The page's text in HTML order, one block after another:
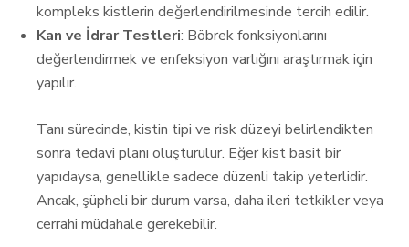
kompleks kistlerin değerlendirilmesinde tercih edilir.
Kan ve İdrar Testleri: Böbrek fonksiyonlarını
değerlendirmek ve enfeksiyon varlığını araştırmak için
yapılır.
Tanı sürecinde, kistin tipi ve risk düzeyi belirlendikten
sonra tedavi planı oluşturulur. Eğer kist basit bir
yapıdaysa, genellikle sadece düzenli takip yeterlidir.
Ancak, şüpheli bir durum varsa, daha ileri tetkikler veya
cerrahi müdahale gerekebilir.